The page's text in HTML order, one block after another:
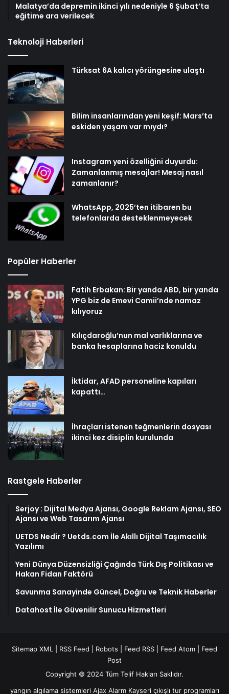
Malatya’da depremin ikinci yılı nedeniyle 6 Şubat’ta
eğitime ara verilecek
Teknoloji Haberleri
Türksat 6A kalıcı yörüngesine ulaştı
Bilim insanlarından yeni keşif: Mars’ta
eskiden yaşam var mıydı?
Instagram yeni özelliğini duyurdu:
Zamanlanmış mesajlar! Mesaj nasıl
zamanlanır?
WhatsApp, 2025’ten itibaren bu
telefonlarda desteklenmeyecek
Popüler Haberler
Fatih Erbakan: Bir yanda ABD, bir yanda
YPG biz de Emevi Camii’nde namaz
kılıyoruz
Kılıçdaroğlu’nun mal varlıklarına ve
banka hesaplarına haciz konuldu
İktidar, AFAD personeline kapıları
kapattı…
İhraçları istenen teğmenlerin dosyası
ikinci kez disiplin kurulunda
Rastgele Haberler
Serjoy : Dijital Medya Ajansı, Google Reklam Ajansı, SEO
Ajansı ve Web Tasarım Ajansı
UETDS Nedir ? Uetds.com İle Akıllı Dijital Taşımacılık
Yazılımı
Yeni Dünya Düzensizliği Çağında Türk Dış Politikası ve
Hakan Fidan Faktörü
Savunma Sanayinde Güncel, Doğru ve Teknik Haberler
Datahost İle Güvenilir Sunucu Hizmetleri
Sitemap XML RSS Feed Robots Feed RSS Feed Atom
Feed
Post
Copyright © 2024 Tüm Telif Hakları Saklıdır.
yangın algılama sistemleri Ajax Alarm Kayseri çıkışlı tur programları